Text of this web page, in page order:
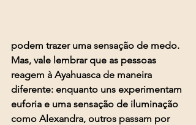
podem trazer uma sensação de medo.
Mas, vale lembrar que as pessoas
reagem à Ayahuasca de maneira
diferente: enquanto uns experimentam
euforia e uma sensação de iluminação
como Alexandra, outros passam por